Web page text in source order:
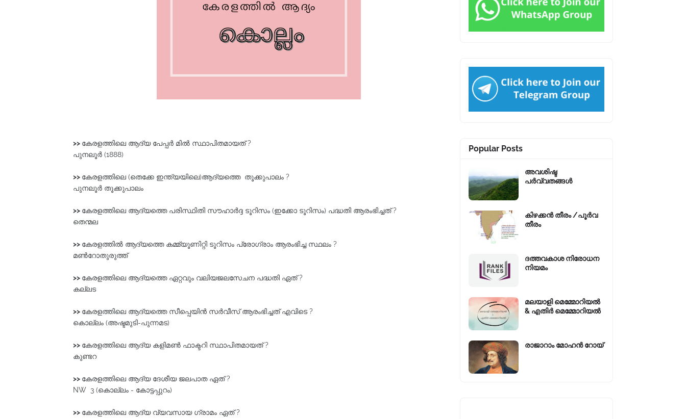
>> കേരളത്തിലെ ആദ്യ പേപ്പർ മിൽ സ്ഥാപിതമായത് ?
പുനലൂർ (1888)
>> കേരളത്തിലെ (തെക്കേ ഇന്ത്യയിലെ)ആദ്യത്തെ തൂക്കുപാലം ?
പുനലൂർ തൂക്കുപാലം
>> കേരളത്തിലെ ആദ്യത്തെ പരിസ്ഥിതി സൗഹാർദ്ദ ടൂറിസം (ഇക്കോ ടൂറിസം) പദ്ധതി ആരംഭിച്ചത് ?
തെന്മല
>> കേരളത്തിൽ ആദ്യത്തെ കമ്മ്യൂണിറ്റി ടൂറിസം പ്രോഗ്രാം ആരംഭിച്ച സ്ഥലം ?
മൺറോതുരുത്ത്‌
>> കേരളത്തിലെ ആദ്യത്തെ ഏറ്റവും വലിയജലസേചന പദ്ധതി ഏത് ?
കല്ലട
>> കേരളത്തിലെ ആദ്യത്തെ സീപ്പെയിൻ സർവീസ്‌ ആരംഭിച്ചത്‌ എവിടെ ?
കൊല്ലം (അഷ്ടമുടി-പുന്നമട)
>> കേരളത്തിലെ ആദ്യ കളിമൺ ഫാക്ടറി സ്ഥാപിതമായത് ?
കുണ്ടറ
>> കേരളത്തിലെ ആദ്യ ദേശീയ ജലപാത ഏത് ?
NW 3 (കൊല്ലം - കോട്ടപ്പുറം)
>> കേരളത്തിലെ ആദ്യ വ്യവസായ ഗ്രാമം ഏത് ?
Popular Posts
അവശിഷ്ട
പർവ്വതങ്ങൾ
കിഴക്കന്‍ തീരം /പൂർവ
തീരം
ദത്തവകാശ നിരോധന
നിയമം
മലയാളി മെമ്മോറിയൽ
& എതിർ മെമ്മോറിയൽ
രാജാറാം മോഹൻ റോയ്‌